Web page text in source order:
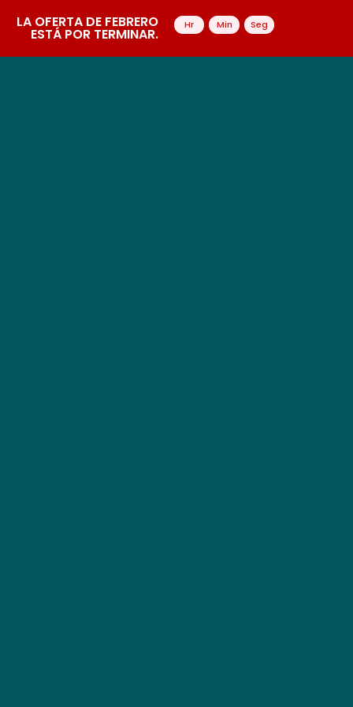
LA OFERTA DE FEBRERO
ESTÁ POR TERMINAR.
Hr Min Seg